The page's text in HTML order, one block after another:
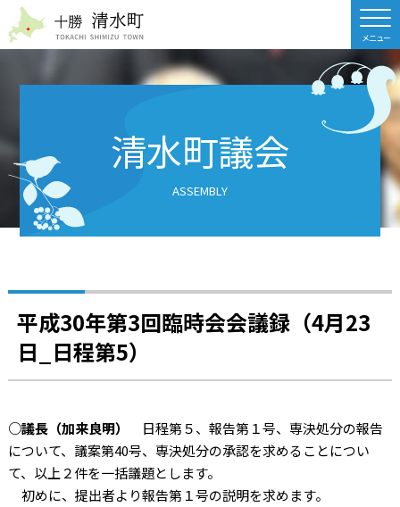
清水町議会
ASSEMBLY
平成30年第3回臨時会会議録（4月23
日_日程第5）
○議長（加来良明）
日程第５、報告第１号、専決処分の報告
について、議案第40号、専決処分の承認を求めることについ
て、以上２件を一括議題とします。
初めに、提出者より報告第１号の説明を求めます。